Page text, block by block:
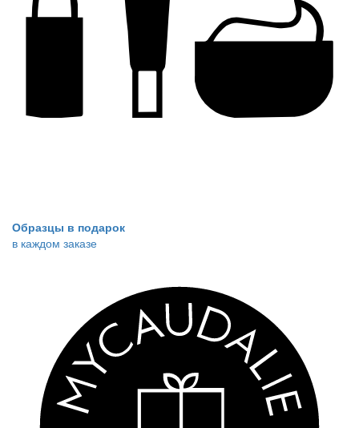
Образцы в подарок
в каждом заказе